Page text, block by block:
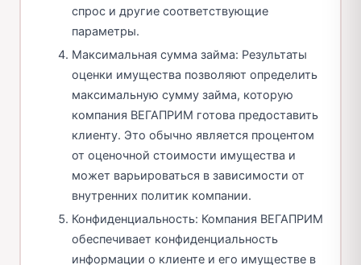
спрос и другие соответствующие
параметры.
Максимальная сумма займа: Результаты
оценки имущества позволяют определить
максимальную сумму займа, которую
компания ВЕГАПРИМ готова предоставить
клиенту. Это обычно является процентом
от оценочной стоимости имущества и
может варьироваться в зависимости от
внутренних политик компании.
Конфиденциальность: Компания ВЕГАПРИМ
обеспечивает конфиденциальность
информации о клиенте и его имуществе в